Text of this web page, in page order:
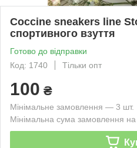
Coccine sneakers line
спортивного взуття
Готово до відправки
Код: 1740
Тільки опт
100 ₴
Мінімальне замовлення — 3 шт.
Мінімальна сума замовлення